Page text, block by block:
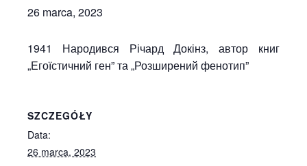
26 marca, 2023
1941 Народився Річард Докінз, автор книг
„Егоїстичний ген” та „Розширений фенотип”
SZCZEGÓŁY
Data:
26 marca, 2023